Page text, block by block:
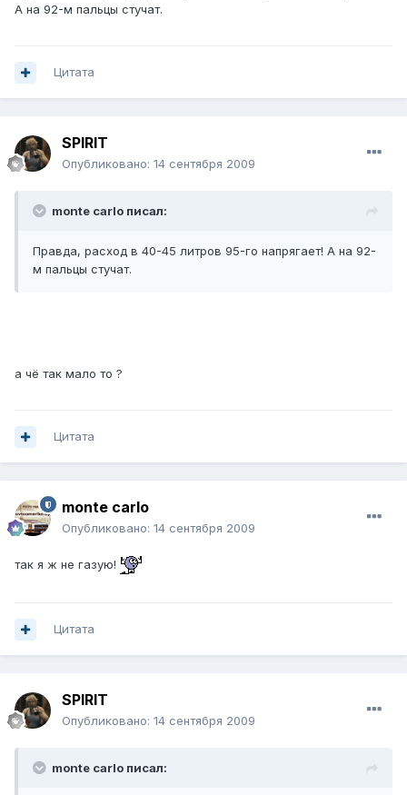
А на 92-м пальцы стучат.
Цитата
SPIRIT
Опубликовано: 14 сентября 2009
monte carlo писал:
Правда, расход в 40-45 литров 95-го напрягает! А на 92-
м пальцы стучат.
а чё так мало то ?
Цитата
monte carlo
Опубликовано: 14 сентября 2009
так я ж не газую!
Цитата
SPIRIT
Опубликовано: 14 сентября 2009
monte carlo писал: